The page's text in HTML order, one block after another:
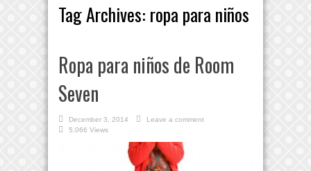
Tag Archives: ropa para niños
Ropa para niños de Room
Seven
December 3, 2014
Leave a comment
5,066 Views